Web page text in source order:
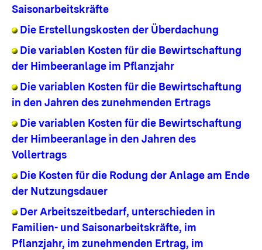
Saisonarbeitskräfte
Die Erstellungskosten der Überdachung
Die variablen Kosten für die Bewirtschaftung
der Himbeeranlage im Pflanzjahr
Die variablen Kosten für die Bewirtschaftung
in den Jahren des zunehmenden Ertrags
Die variablen Kosten für die Bewirtschaftung
der Himbeeranlage in den Jahren des
Vollertrags
Die Kosten für die Rodung der Anlage am Ende
der Nutzungsdauer
Der Arbeitszeitbedarf, unterschieden in
Familien- und Saisonarbeitskräfte, im
Pflanzjahr, im zunehmenden Ertrag, im